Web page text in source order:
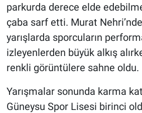
parkurda derece elde
çaba sarf etti. Murat
yarışlarda sporcuların
izleyenlerden büyük alkış
renkli görüntülere sahne oldu.
Yarışmalar sonunda karma
Güneysu Spor Lisesi birinci